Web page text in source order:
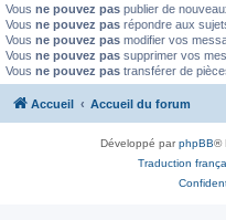
Vous ne pouvez pas publier de
Vous ne pouvez pas répondre aux
Vous ne pouvez pas modifier vos
Vous ne pouvez pas supprimer vos
Vous ne pouvez pas transférer de
Accueil Accueil du forum
Développé parphpBB®
Traduction